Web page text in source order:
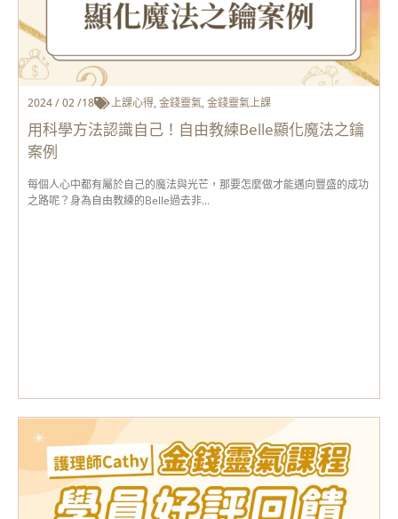
2024 / 02 /18 上課心得,金錢靈氣,金錢靈氣上課
用科學方法認識自己！自由教練Belle顯化魔法之鑰
案例
每個人心中都有屬於自己的魔法與光芒，那要怎麼做才能邁向豐盛的成功
之路呢？身為自由教練的Belle過去非...